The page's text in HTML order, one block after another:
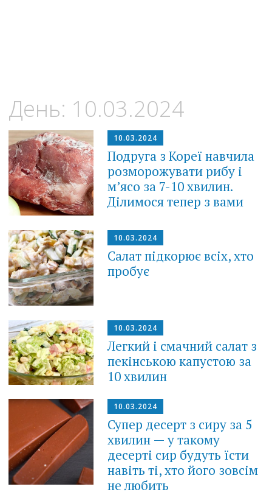
День: 10.03.2024
10.03.2024
Подруга з Кореї навчила
розморожувати рибу і
м’ясо за 7-10 хвилин.
Ділимося тепер з вами
10.03.2024
Салат підкорює всіх, хто
пробує
10.03.2024
Легкий і смачний салат з
пекінською капустою за
10 хвилин
10.03.2024
Супер десерт з сиру за 5
хвилин — у такому
десерті сир будуть їсти
навіть ті, хто його зовсім
не любить